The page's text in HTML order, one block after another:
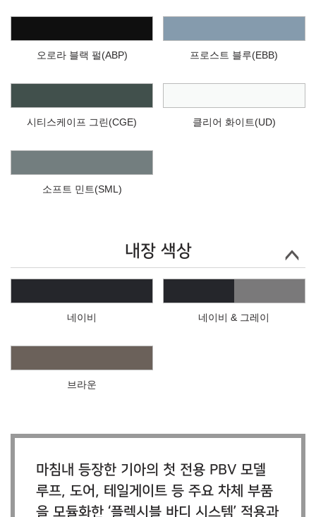
오로라 블랙 펄(ABP) 프로스트 블루(EBB)
시티스케이프 그린(CGE) 클리어 화이트(UD)
소프트 민트(SML)
내장 색상
네이비 네이비 & 그레이
브라운
마침내 등장한 기아의 첫 전용 PBV 모델
루프, 도어, 테일게이트 등 주요 차체 부품
을 모듈화한 ‘플렉시블 바디 시스템’ 적용과